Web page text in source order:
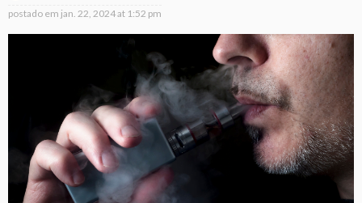
postado em jan. 22, 2024 at 1:52 pm